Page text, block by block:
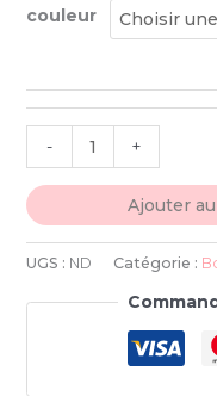
couleur
- +
Ajouter
UGS : ND Catégorie :